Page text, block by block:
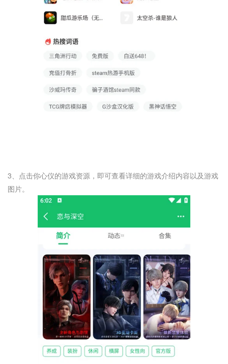
3、点击你心仪的游戏资源，即可查看详细的游戏介绍内容以及游戏
图片。